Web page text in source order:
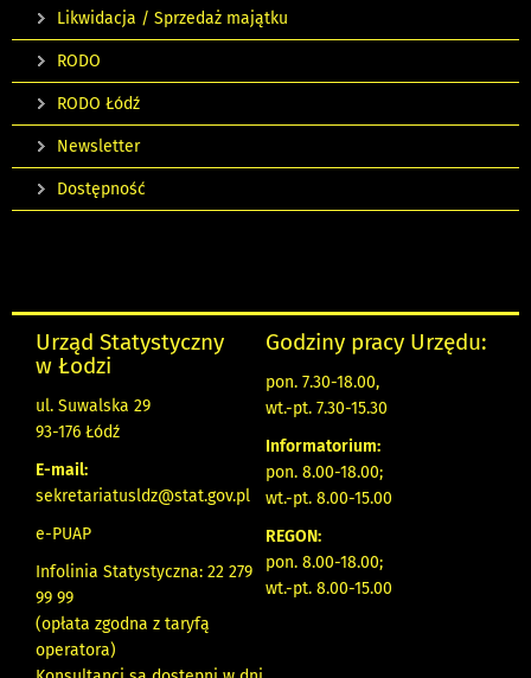
Likwidacja / Sprzedaż majątku
RODO
RODO Łódź
Newsletter
Dostępność
Urząd Statystyczny
w Łodzi
ul. Suwalska 29
93-176 Łódź
E-mail:
sekretariatusldz@stat.gov.pl
e-PUAP
Infolinia Statystyczna: 22 279
99 99
(opłata zgodna z taryfą
operatora)
Godziny pracy Urzędu:
pon. 7.30-18.00,
wt.-pt. 7.30-15.30
Informatorium:
pon. 8.00-18.00;
wt.-pt. 8.00-15.00
REGON:
pon. 8.00-18.00;
wt.-pt. 8.00-15.00